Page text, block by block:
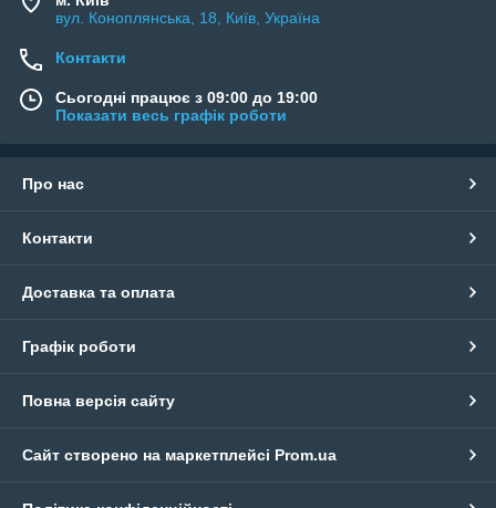
вул. Коноплянська, 18, Київ, Україна
Контакти
Сьогодні працює з 09:00 до 19:00
Показати весь графік роботи
Про нас
Контакти
Доставка та оплата
Графік роботи
Повна версія сайту
Сайт створено на маркетплейсі Prom.ua